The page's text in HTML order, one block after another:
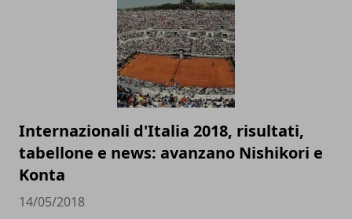
Internazionali d'Italia 2018, risultati,
tabellone e news: avanzano Nishikori e
Konta
14/05/2018